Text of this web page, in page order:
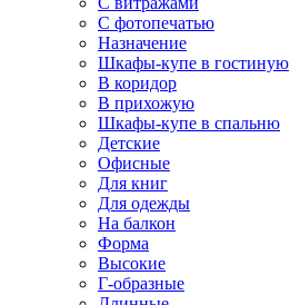
С фотопечатью
Назначение
Шкафы-купе в гостиную
В коридор
В прихожую
Шкафы-купе в спальню
Детские
Офисные
Для книг
Для одежды
На балкон
Форма
Высокие
Г-образные